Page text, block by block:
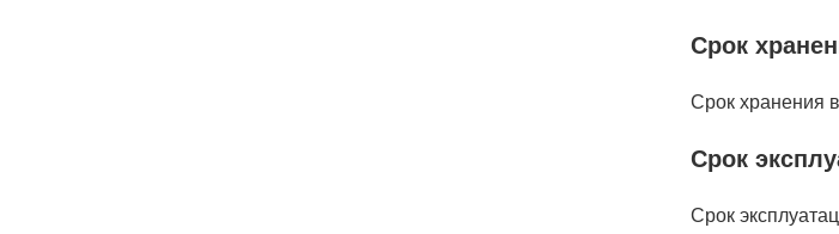
Срок
Срок хранения
Срок
Срок